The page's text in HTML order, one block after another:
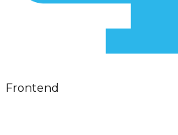
Frontend